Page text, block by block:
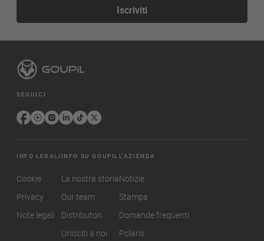
Iscriviti
SEGUICI
INFO LEGALI
Cookie
Privacy
Note legali
INFO SU GOUPIL
La nostra storia
Our team
Distributori
Unisciti a noi
L'AZIENDA
Notizie
Stampa
Domande frequenti
Polaris